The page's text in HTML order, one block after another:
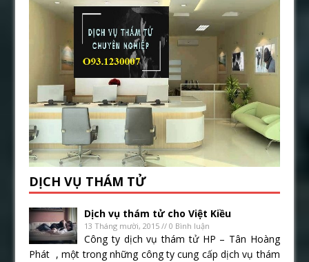
DỊCH VỤ THÁM TỬ
Dịch vụ thám tử cho Việt Kiều
13 Tháng mười, 2015 // 0 Bình luận
Công ty dịch vụ thám tử HP – Tân Hoàng
Phát , một trong những công ty cung cấp dịch vụ thám